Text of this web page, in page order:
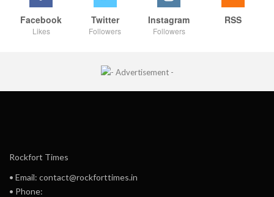
Facebook
Likes
Twitter
Followers
Instagram
Followers
RSS
Rockfort Times
• Email: contact@rockforttimes.in
• Phone: